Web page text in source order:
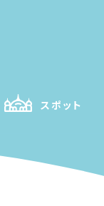
スポット